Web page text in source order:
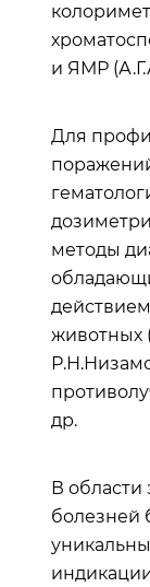
и ЯМР
Для
методы
животных
др.
В
болезней